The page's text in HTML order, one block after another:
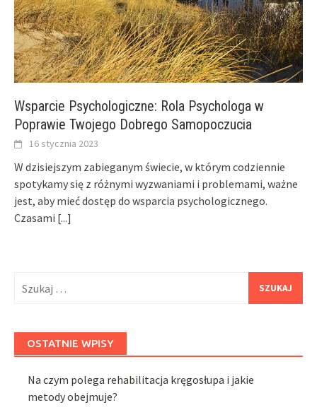
Wsparcie Psychologiczne: Rola Psychologa w
Poprawie Twojego Dobrego Samopoczucia
16 stycznia 2023
W dzisiejszym zabieganym świecie, w którym codziennie
spotykamy się z różnymi wyzwaniami i problemami, ważne
jest, aby mieć dostęp do wsparcia psychologicznego.
Czasami [...]
OSTATNIE WPISY
Na czym polega rehabilitacja kręgosłupa i jakie
metody obejmuje?